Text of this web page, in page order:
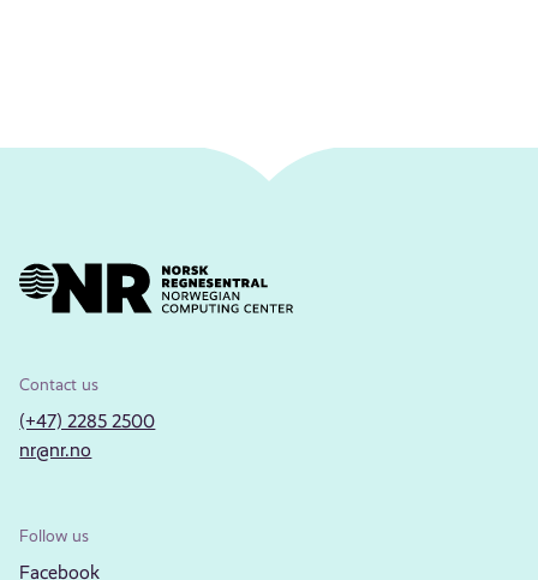
Contact us
(+47) 2285 2500
nr@nr.no
Follow us
Facebook